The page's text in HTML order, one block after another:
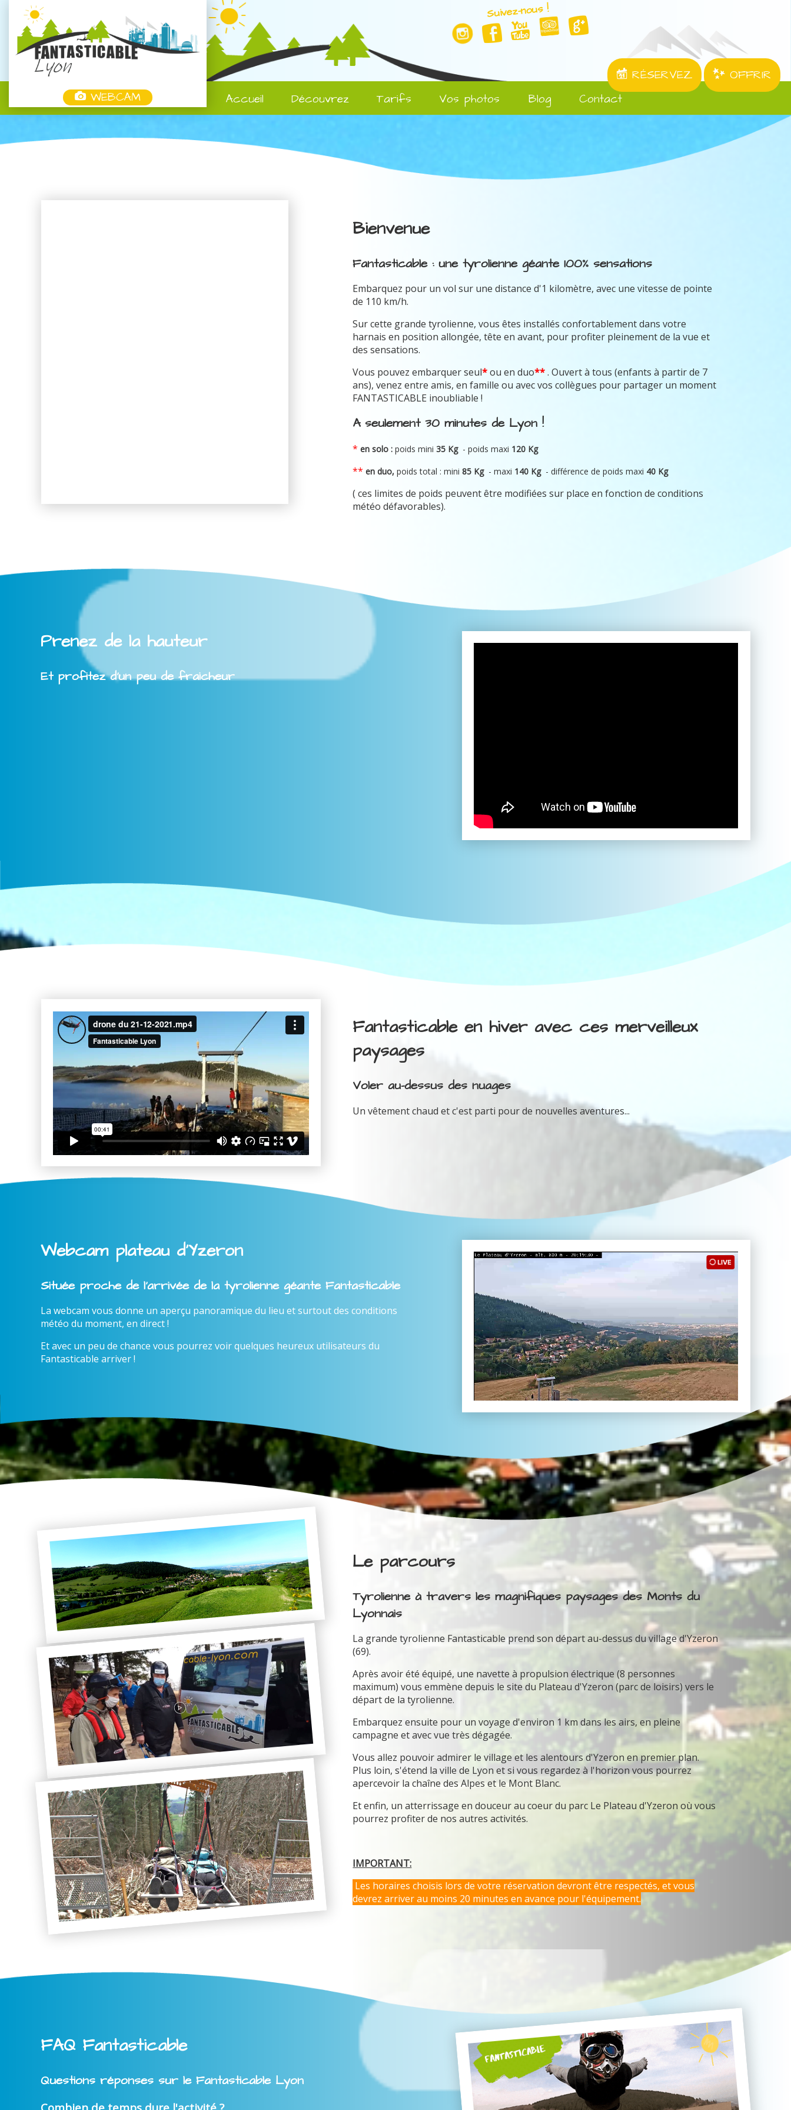
WEBCAM
Suivez-nous !
RÉSERVEZ
OFFRIR
Accueil
Découvrez Tarifs Vos photos Blog Contact
Bienvenue
Fantasticable : une tyrolienne géante 100% sensations
Embarquez pour un vol sur une distance d'1 kilomètre, avec une vitesse de pointe
de 110 km/h.
Sur cette grande tyrolienne, vous êtes installés confortablement dans votre
harnais en position allongée, tête en avant, pour profiter pleinement de la vue et
des sensations.
Vous pouvez embarquer seul*ou en duo**. Ouvert à tous (enfants à partir de 7
ans), venez entre amis, en famille ou avec vos collègues pour partager un moment
FANTASTICABLE inoubliable !
A seulement 30 minutes de Lyon !
*en solo : poids mini35 Kg - poids maxi 120 Kg
**en duo,poids total : mini85 Kg -maxi 140 Kg - différence de poids maxi 40 Kg
( ces limites de poids peuvent être modifiées sur place en fonction de conditions
météo défavorables).
Prenez de la hauteur
Et profitez d'un peu de fraicheur
Fantasticable en hiver avec ces merveilleux
paysages
Voler au-dessus des nuages
Un vêtement chaud et c'est parti pour de nouvelles aventures...
Webcam plateau d'Yzeron
Située proche de l'arrivée de la tyrolienne géante Fantasticable
La webcam vous donne un aperçu panoramique du lieu et surtout des conditions
météo du moment, en direct !
Et avec un peu de chance vous pourrez voir quelques heureux utilisateurs du
Fantasticable arriver !
Le parcours
Tyrolienne à travers les magnifiques paysages des Monts du
Lyonnais
La grande tyrolienne Fantasticable prend son départ au-dessus du village d'Yzeron
(69).
Après avoir été équipé, une navette à propulsion électrique (8 personnes
maximum) vous emmène depuis le site du Plateau d'Yzeron (parc de loisirs) vers le
départ de la tyrolienne.
Embarquez ensuite pour un voyage d'environ 1 km dans les airs, en pleine
campagne et avec vue très dégagée.
Vous allez pouvoir admirer le village et les alentours d'Yzeron en premier plan.
Plus loin, s'étend la ville de Lyon et si vous regardez à l'horizon vous pourrez
apercevoir la chaîne des Alpes et le Mont Blanc.
Et enfin, un atterrissage en douceur au coeur du parc Le Plateau d'Yzeron où vous
pourrez profiter de nos autres activités.
IMPORTANT:
Les horaires choisis lors de votre réservation devront être respectés, et vous
devrez arriver au moins 20 minutes en avance pour l'équipement.
FAQ Fantasticable
Questions réponses sur le Fantasticable Lyon